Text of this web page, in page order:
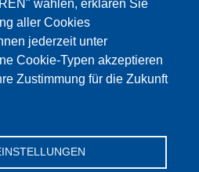
wählen, erklären Sie
aller Cookies
jederzeit unter
Cookie-Typen akzeptieren
Zustimmung für die Zukunft
akzeptieren